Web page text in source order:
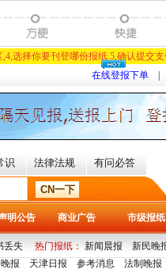
选择你要刊登哪份报纸.5,确认提交
在线登报下单
识 法律法规 有问必答
明公告 商业广告 市级报纸
丢失 热门报纸： 新闻晨报 新民晚
报 天津日报 参考消息 法制晚报